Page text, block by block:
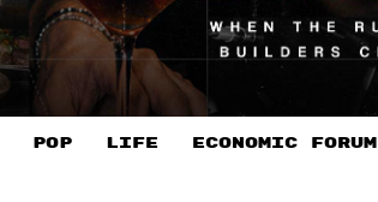
POP LIFE ECONOMIC FORUM